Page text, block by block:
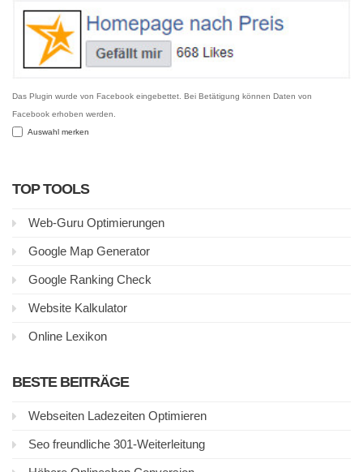
Das Plugin wurde von Facebook eingebettet. Bei Betätigung können Daten von
Facebook erhoben werden.
Auswahl merken
TOP TOOLS
Web-Guru Optimierungen
Google Map Generator
Google Ranking Check
Website Kalkulator
Online Lexikon
BESTE BEITRÄGE
Webseiten Ladezeiten Optimieren
Seo freundliche 301-Weiterleitung